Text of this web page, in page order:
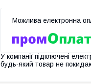
У компанії підключені
будь-який товар не